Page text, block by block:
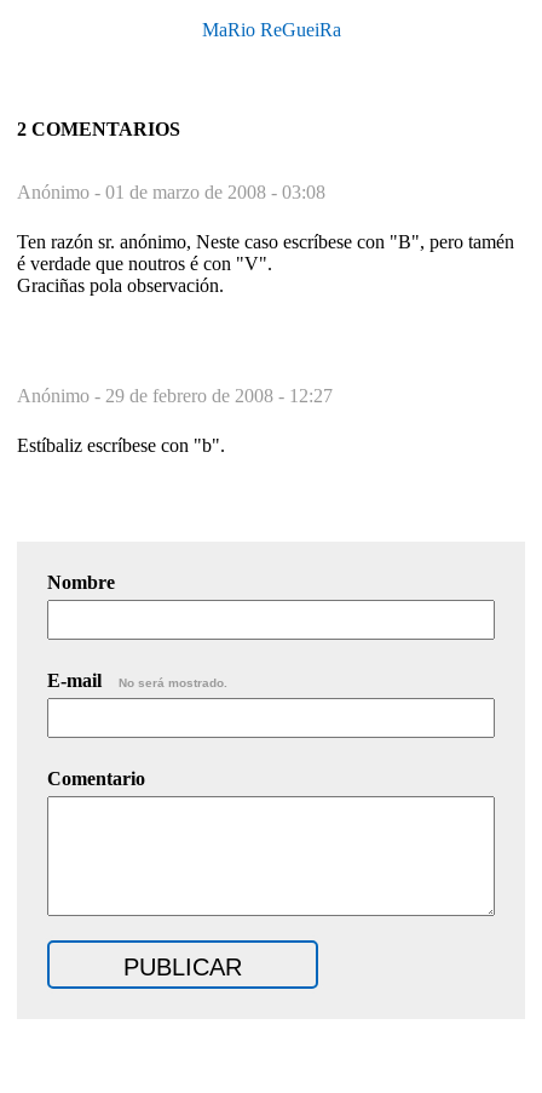
MaRio ReGueiRa
2 COMENTARIOS
Anónimo - 01 de marzo de 2008 - 03:08
Ten razón sr. anónimo, Neste caso escríbese con "B", pero tamén
é verdade que noutros é con "V".
Graciñas pola observación.
Anónimo - 29 de febrero de 2008 - 12:27
Estíbaliz escríbese con "b".
Nombre
E-mail No será mostrado.
Comentario